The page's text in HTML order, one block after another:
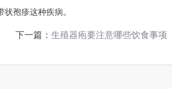
孢疹这种疾病。
下一篇： 生殖器疱要注意哪些饮食事项